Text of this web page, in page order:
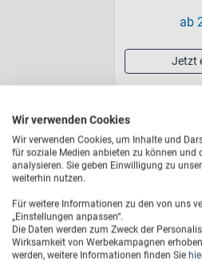
ab
Jetzt
Wir verwenden Cookies
Wir verwenden Cookies, um Inhalte und
für soziale Medien anbieten zu können und
analysieren. Sie geben Einwilligung zu
weiterhin nutzen.
Für weitere Informationen zu den von uns
„Einstellungen anpassen“.
Die Daten werden zum Zweck der
Wirksamkeit von Werbekampagnen
werden, weitere Informationen finden Sie